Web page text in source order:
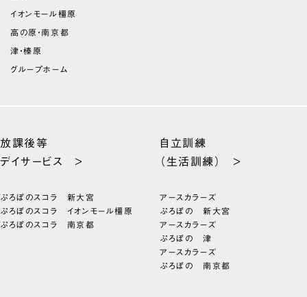
イオンモール橿原
高の原・南京都
津・榛原
グループホーム
放課後等
デイサービス >
ぷろぼのスコラ 新大宮
ぷろぼのスコラ イオンモール橿原
ぷろぼのスコラ 南京都
自立訓練
（生活訓練） >
アースカラーズ
ぷろぼの 新大宮
アースカラーズ
ぷろぼの 津
アースカラーズ
ぷろぼの 南京都